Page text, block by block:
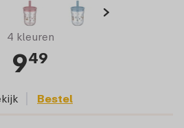
4 kleuren
949
Bestel